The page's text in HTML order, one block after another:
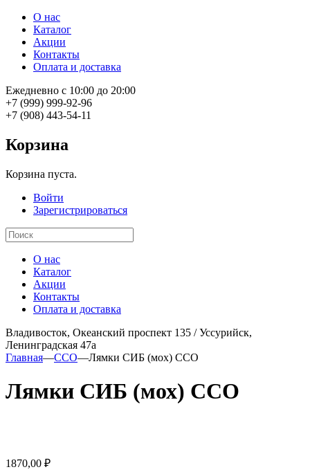
О нас
Каталог
Акции
Контакты
Оплата и доставка
Ежедневно с 10:00 до 20:00
+7 (999) 999-92-96
+7 (908) 443-54-11
Корзина
Корзина пуста.
Войти
Зарегистрироваться
О нас
Каталог
Акции
Контакты
Оплата и доставка
Владивосток, Океанский проспект 135 / Уссурийск,
Ленинградская 47а
Главная—ССО—Лямки СИБ (мох) ССО
Лямки СИБ (мох) ССО
1870,00 ₽